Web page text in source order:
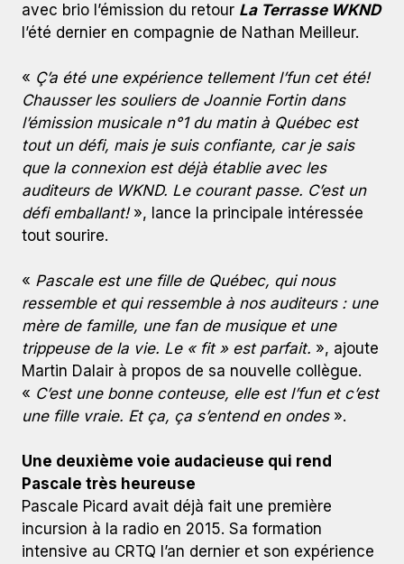
avec brio l’émission du retour La Terrasse WKND
l’été dernier en compagnie de Nathan Meilleur.
« Ç’a été une expérience tellement l’fun cet été!
Chausser les souliers de Joannie Fortin dans
l’émission musicale n°1 du matin à Québec est
tout un défi, mais je suis confiante, car je sais
que la connexion est déjà établie avec les
auditeurs de WKND. Le courant passe. C’est un
défi emballant!», lance la principale intéressée
tout sourire.
« Pascale est une fille de Québec, qui nous
ressemble et qui ressemble à nos auditeurs : une
mère de famille, une fan de musique et une
trippeuse de la vie. Le « fit » est parfait. », ajoute
Martin Dalair à propos de sa nouvelle collègue.
« C’est une bonne conteuse, elle est l’fun et c’est
une fille vraie. Et ça, ça s’entend en ondes».
Une deuxième voie audacieuse qui rend
Pascale très heureuse
Pascale Picard avait déjà fait une première
incursion à la radio en 2015. Sa formation
intensive au CRTQ l’an dernier et son expérience